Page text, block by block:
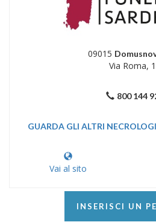
09015
Via Roma,
800 144
GUARDA GLI ALTRI
Vai al sito
INSERISCI UN